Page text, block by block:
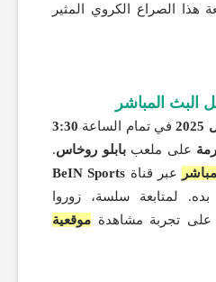
هذا الصراع الكروي المثير
البث المباشر
في تمام الساعة 3:30
على ملعببابلو روخاس.
عبر قناة BeIN Sports
لمتابعة سلسة، زوروا
تجربة مشاهدة موقعية